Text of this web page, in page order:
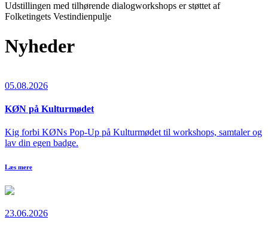
Udstillingen med tilhørende dialogworkshops er støttet af
Folketingets Vestindienpulje
Nyheder
05.08.2026
KØN på Kulturmødet
Kig forbi KØNs Pop-Up på Kulturmødet til workshops, samtaler og
lav din egen badge.
Læs mere
23.06.2026